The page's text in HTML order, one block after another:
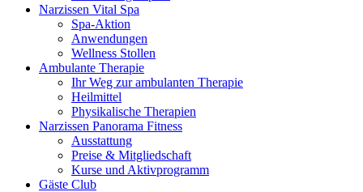
Narzissen Vital Spa
Spa-Aktion
Anwendungen
Wellness Stollen
Ambulante Therapie
Ihr Weg zur ambulanten Therapie
Heilmittel
Physikalische Therapien
Narzissen Panorama Fitness
Ausstattung
Preise & Mitgliedschaft
Kurse und Aktivprogramm
Gäste Club